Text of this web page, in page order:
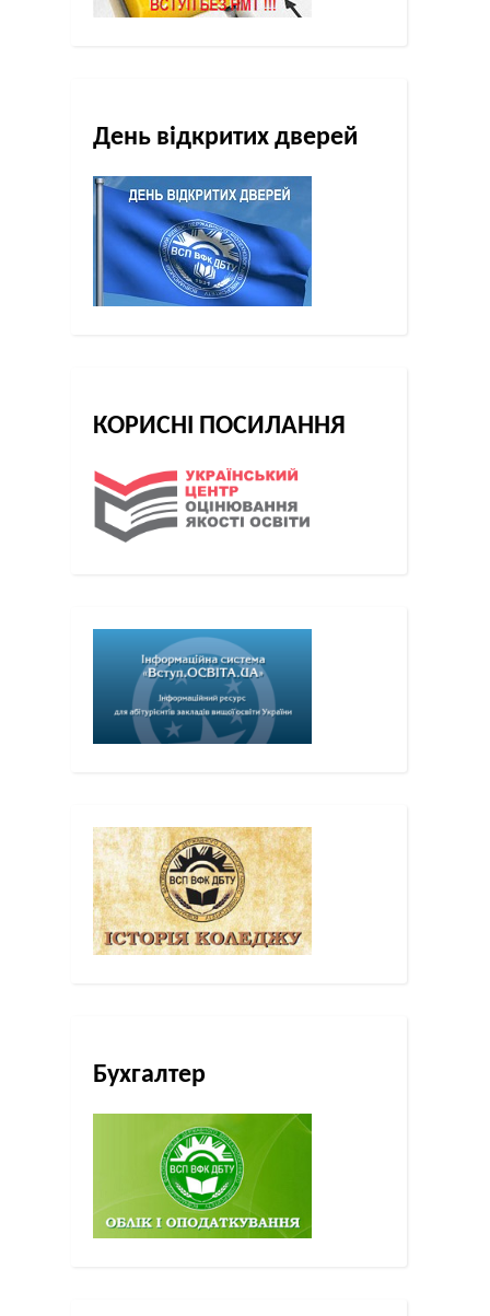
День відкритих дверей
КОРИСНІ ПОСИЛАННЯ
Бухгалтер